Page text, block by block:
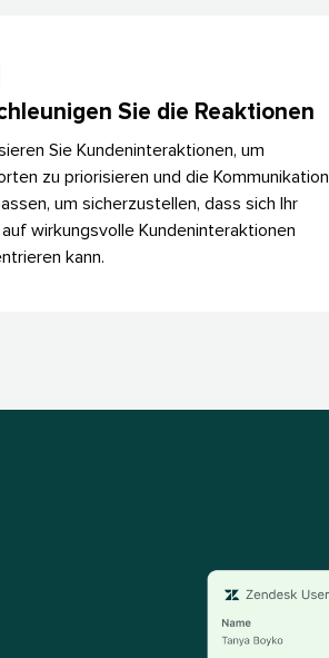
Sie die Reaktionen​​
Sie Kundeninteraktionen, um
zu priorisieren und die Kommunikation
um sicherzustellen, dass sich Ihr
auf wirkungsvolle Kundeninteraktionen
kann.​​